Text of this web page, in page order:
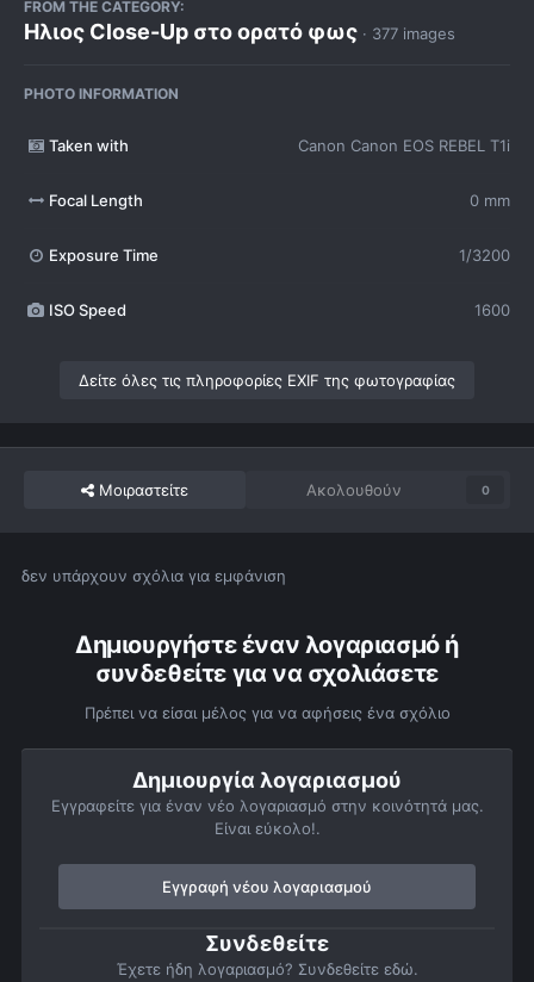
FROM THE CATEGORY:
Ηλιος Close-Up στο ορατό φως · 377 images
PHOTO INFORMATION
Taken with Canon Canon EOS REBEL T1i
Focal Length 0 mm
Exposure Time 1/3200
ISO Speed 1600
Δείτε όλες τις πληροφορίες EXIF της φωτογραφίας
Μοιραστείτε Ακολουθούν 0
δεν υπάρχουν σχόλια για εμφάνιση
Δημιουργήστε έναν λογαριασμό ή
συνδεθείτε για να σχολιάσετε
Πρέπει να είσαι μέλος για να αφήσεις ένα σχόλιο
Δημιουργία λογαριασμού
Εγγραφείτε για έναν νέο λογαριασμό στην κοινότητά μας.
Είναι εύκολο!.
Εγγραφή νέου λογαριασμού
Συνδεθείτε
Έχετε ήδη λογαριασμό? Συνδεθείτε εδώ.